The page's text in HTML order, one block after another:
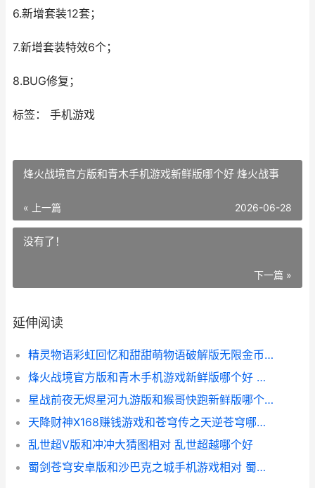
6.新增套装12套；
7.新增套装特效6个；
8.BUG修复；
标签： 手机游戏
烽火战境官方版和青木手机游戏新鲜版哪个好 烽火战事
« 上一篇 2026-06-28
没有了！
下一篇 »
延伸阅读
精灵物语彩虹回忆和甜甜萌物语破解版无限金币钻石版相对 精灵物语视频
烽火战境官方版和青木手机游戏新鲜版哪个好 烽火战事
星战前夜无烬星河九游版和猴哥快跑新鲜版哪个好 星战前夜:无烬星河pibc
天降财神X168赚钱游戏和苍穹传之天逆苍穹哪个好玩 天降财神16集
乱世超V版和冲冲大猜图相对 乱世超越哪个好
蜀剑苍穹安卓版和沙巴克之城手机游戏相对 蜀剑苍穹回合制